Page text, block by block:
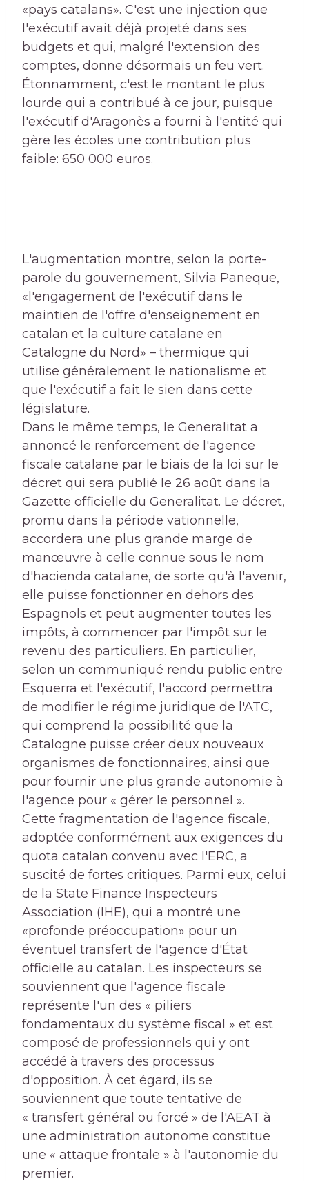
«pays catalans». C'est une injection que
l'exécutif avait déjà projeté dans ses
budgets et qui, malgré l'extension des
comptes, donne désormais un feu vert.
Étonnamment, c'est le montant le plus
lourde qui a contribué à ce jour, puisque
l'exécutif d'Aragonès a fourni à l'entité qui
gère les écoles une contribution plus
faible: 650 000 euros.
L'augmentation montre, selon la porte-
parole du gouvernement, Silvia Paneque,
«l'engagement de l'exécutif dans le
maintien de l'offre d'enseignement en
catalan et la culture catalane en
Catalogne du Nord» – thermique qui
utilise généralement le nationalisme et
que l'exécutif a fait le sien dans cette
législature.
Dans le même temps, le Generalitat a
annoncé le renforcement de l'agence
fiscale catalane par le biais de la loi sur le
décret qui sera publié le 26 août dans la
Gazette officielle du Generalitat. Le décret,
promu dans la période vationnelle,
accordera une plus grande marge de
manœuvre à celle connue sous le nom
d'hacienda catalane, de sorte qu'à l'avenir,
elle puisse fonctionner en dehors des
Espagnols et peut augmenter toutes les
impôts, à commencer par l'impôt sur le
revenu des particuliers. En particulier,
selon un communiqué rendu public entre
Esquerra et l'exécutif, l'accord permettra
de modifier le régime juridique de l'ATC,
qui comprend la possibilité que la
Catalogne puisse créer deux nouveaux
organismes de fonctionnaires, ainsi que
pour fournir une plus grande autonomie à
l'agence pour « gérer le personnel ».
Cette fragmentation de l'agence fiscale,
adoptée conformément aux exigences du
quota catalan convenu avec l'ERC, a
suscité de fortes critiques. Parmi eux, celui
de la State Finance Inspecteurs
Association (IHE), qui a montré une
«profonde préoccupation» pour un
éventuel transfert de l'agence d'État
officielle au catalan. Les inspecteurs se
souviennent que l'agence fiscale
représente l'un des « piliers
fondamentaux du système fiscal » et est
composé de professionnels qui y ont
accédé à travers des processus
d'opposition. À cet égard, ils se
souviennent que toute tentative de
« transfert général ou forcé » de l'AEAT à
une administration autonome constitue
une « attaque frontale » à l'autonomie du
premier.